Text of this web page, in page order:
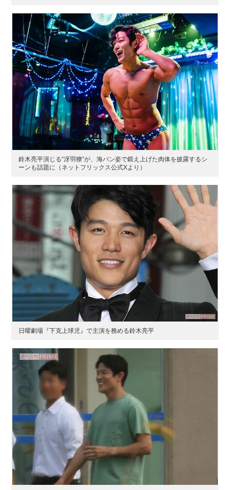
鈴木亮平演じる“冴羽獠”が、海パン姿で鍛え上げた肉体を披露するシ
ーンも話題に（ネットフリックス公式Xより）
日曜劇場『下克上球児』で主演を務める鈴木亮平